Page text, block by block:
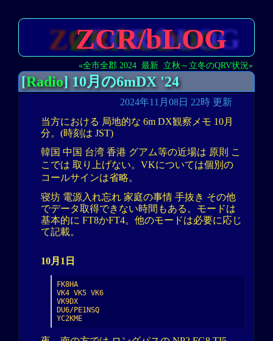
ZCR/bLOG
«全市全郡 2024 最新 立秋～立冬のQRV状況»
[Radio] 10月の6mDX '24
2024年11月08日 22時 更新
当方における 局地的な 6m DX観察メモ 10月
分。(時刻は JST)
韓国 中国 台湾 香港 グアム等の近場は 原則 こ
こでは 取り上げない。VKについては個別の
コールサインは省略。
寝坊 電源入れ忘れ 家庭の事情 手抜き その他
でデータ取得できない時間もある。モードは
基本的に FT8かFT4。他のモードは必要に応じ
て記載。
10月1日
FK8HA
VK4 VK5 VK6
VK9DX
DU6/PE1NSQ
YC2KME